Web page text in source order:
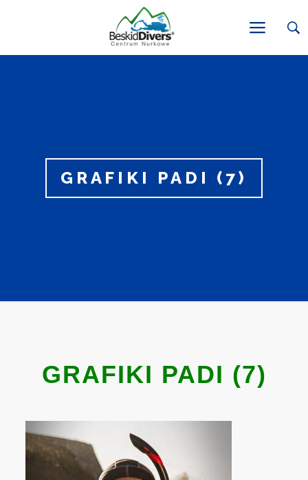
GRAFIKI PADI (7)
GRAFIKI PADI (7)